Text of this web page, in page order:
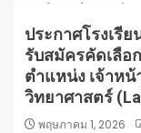
ประกาศโรงเรี
รับสมัครคัดเลือ
ตำแหน่ง เจ้าห
วิทยาศาสตร์
พฤษภาคม 1, 2026